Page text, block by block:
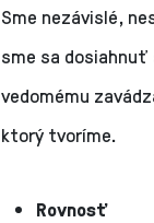
Sme nezávislé,
sme sa
vedomému
ktorý tvoríme.
Rovnosť